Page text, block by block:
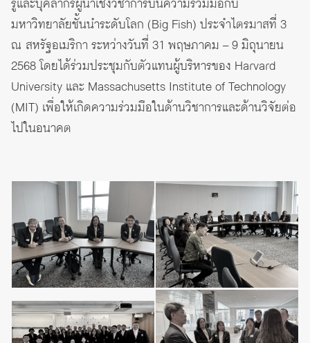
รู้และบุคลากรผู้นำเชิงวิชาการบนความร่วมมือกับ
มหาวิทยาลัยชั้นนำระดับโลก (Big Fish) ประจำไตรมาสที่ 3
ณ สหรัฐอเมริกา ระหว่างวันที่ 31 พฤษภาคม – 9 มิถุนายน
2568 โดยได้ร่วมประชุมกับตัวแทนผู้บริหารของ Harvard
University และ Massachusetts Institute of Technology
(MIT) เพื่อให้เกิดความร่วมมือในด้านวิชาการและด้านวิจัยต่อ
ไปในอนาคต